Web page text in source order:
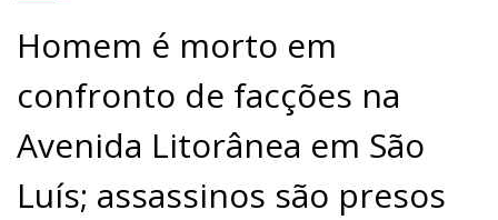
Homem é morto em
confronto de facções na
Avenida Litorânea em São
Luís; assassinos são presos